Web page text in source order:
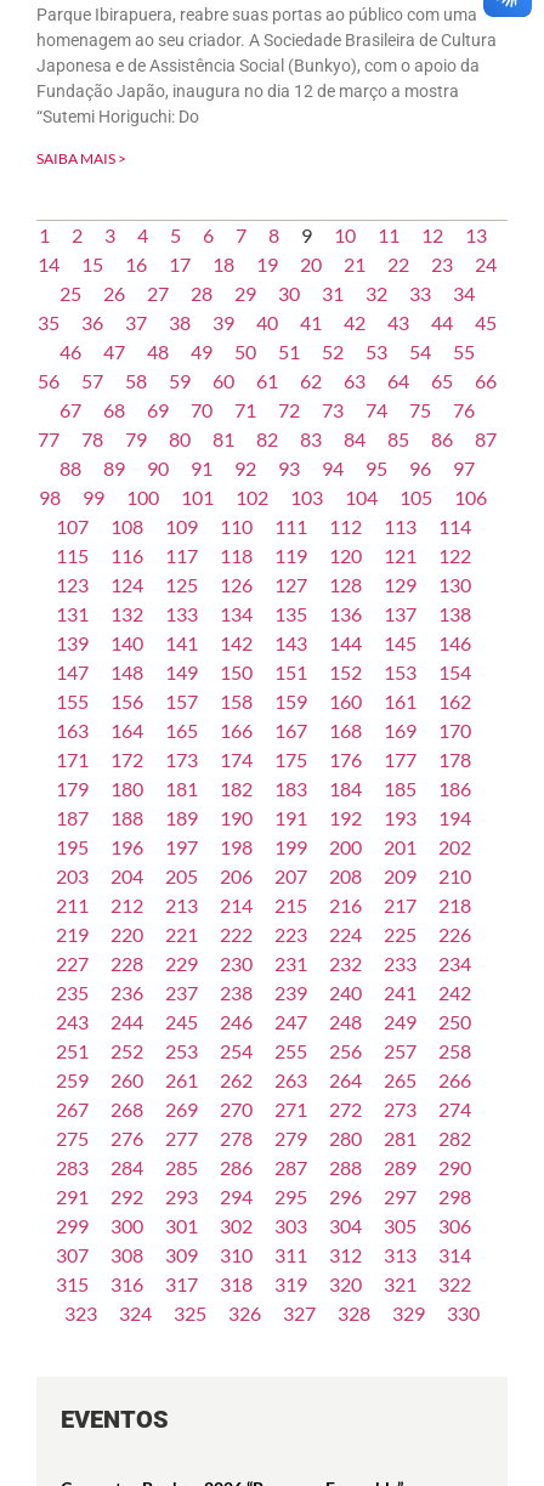
Parque Ibirapuera, reabre suas portas ao público com uma
homenagem ao seu criador. A Sociedade Brasileira de Cultura
Japonesa e de Assistência Social (Bunkyo), com o apoio da
Fundação Japão, inaugura no dia 12 de março a mostra
“Sutemi Horiguchi: Do
SAIBA MAIS >
1 2 3 4 5 6 7 8 9 10 11 12
13
14
15 16 17 18 19 20 21 22 23
24
25
26 27 28 29 30 31 32 33
34
35
36 37 38 39 40 41 42 43 44
45
46
47 48 49 50 51 52 53 54
55
56
57 58 59 60 61 62 63 64 65
66
67
68 69 70 71 72 73 74 75
76
77
78 79 80 81 82 83 84 85 86
87
88
89 90 91 92 93 94 95 96
97
98
99 100 101 102 103 104 105
106
107
108 109 110 111 112 113
114
115
116 117 118 119 120 121
122
123
124 125 126 127 128 129
130
131
132 133 134 135 136 137
138
139
140 141 142 143 144 145
146
147
148 149 150 151 152 153
154
155
156 157 158 159 160 161
162
163
164 165 166 167 168 169
170
171
172 173 174 175 176 177
178
179
180 181 182 183 184 185
186
187
188 189 190 191 192 193
194
195
196 197 198 199 200 201
202
203
204 205 206 207 208 209
210
211
212 213 214 215 216 217
218
219
220 221 222 223 224 225
226
227
228 229 230 231 232 233
234
235
236 237 238 239 240 241
242
243
244 245 246 247 248 249
250
251
252 253 254 255 256 257
258
259
260 261 262 263 264 265
266
267
268 269 270 271 272 273
274
275
276 277 278 279 280 281
282
283
284 285 286 287 288 289
290
291
292 293 294 295 296 297
298
299
300 301 302 303 304 305
306
307
308 309 310 311 312 313
314
315
316 317 318 319 320 321
322
323
324 325 326 327 328 329 330
EVENTOS